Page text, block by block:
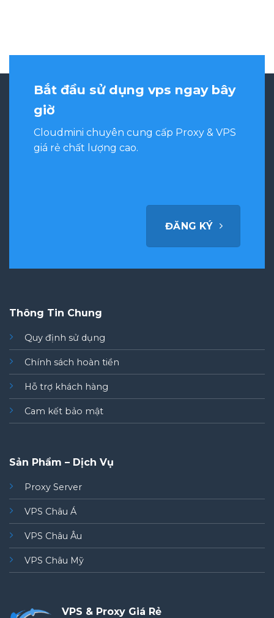
Bắt đầu sử dụng vps ngay bây
giờ
Cloudmini chuyên cung cấp Proxy & VPS
giá rẻ chất lượng cao.
ĐĂNG KÝ
Thông Tin Chung
Quy định sử dụng
Chính sách hoàn tiền
Hỗ trợ khách hàng
Cam kết bảo mật
Sản Phẩm – Dịch Vụ
Proxy Server
VPS Châu Á
VPS Châu Âu
VPS Châu Mỹ
VPS & Proxy Giá Rẻ